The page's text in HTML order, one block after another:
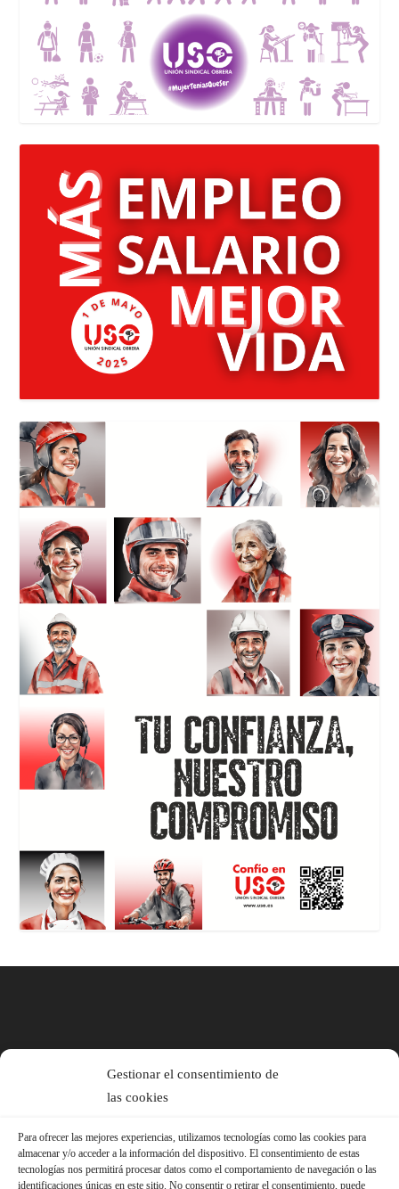
Gestionar el consentimiento de
las cookies
Para ofrecer las mejores experiencias, utilizamos tecnologías como las cookies para
almacenar y/o acceder a la información del dispositivo. El consentimiento de estas
tecnologías nos permitirá procesar datos como el comportamiento de navegación o las
identificaciones únicas en este sitio. No consentir o retirar el consentimiento, puede